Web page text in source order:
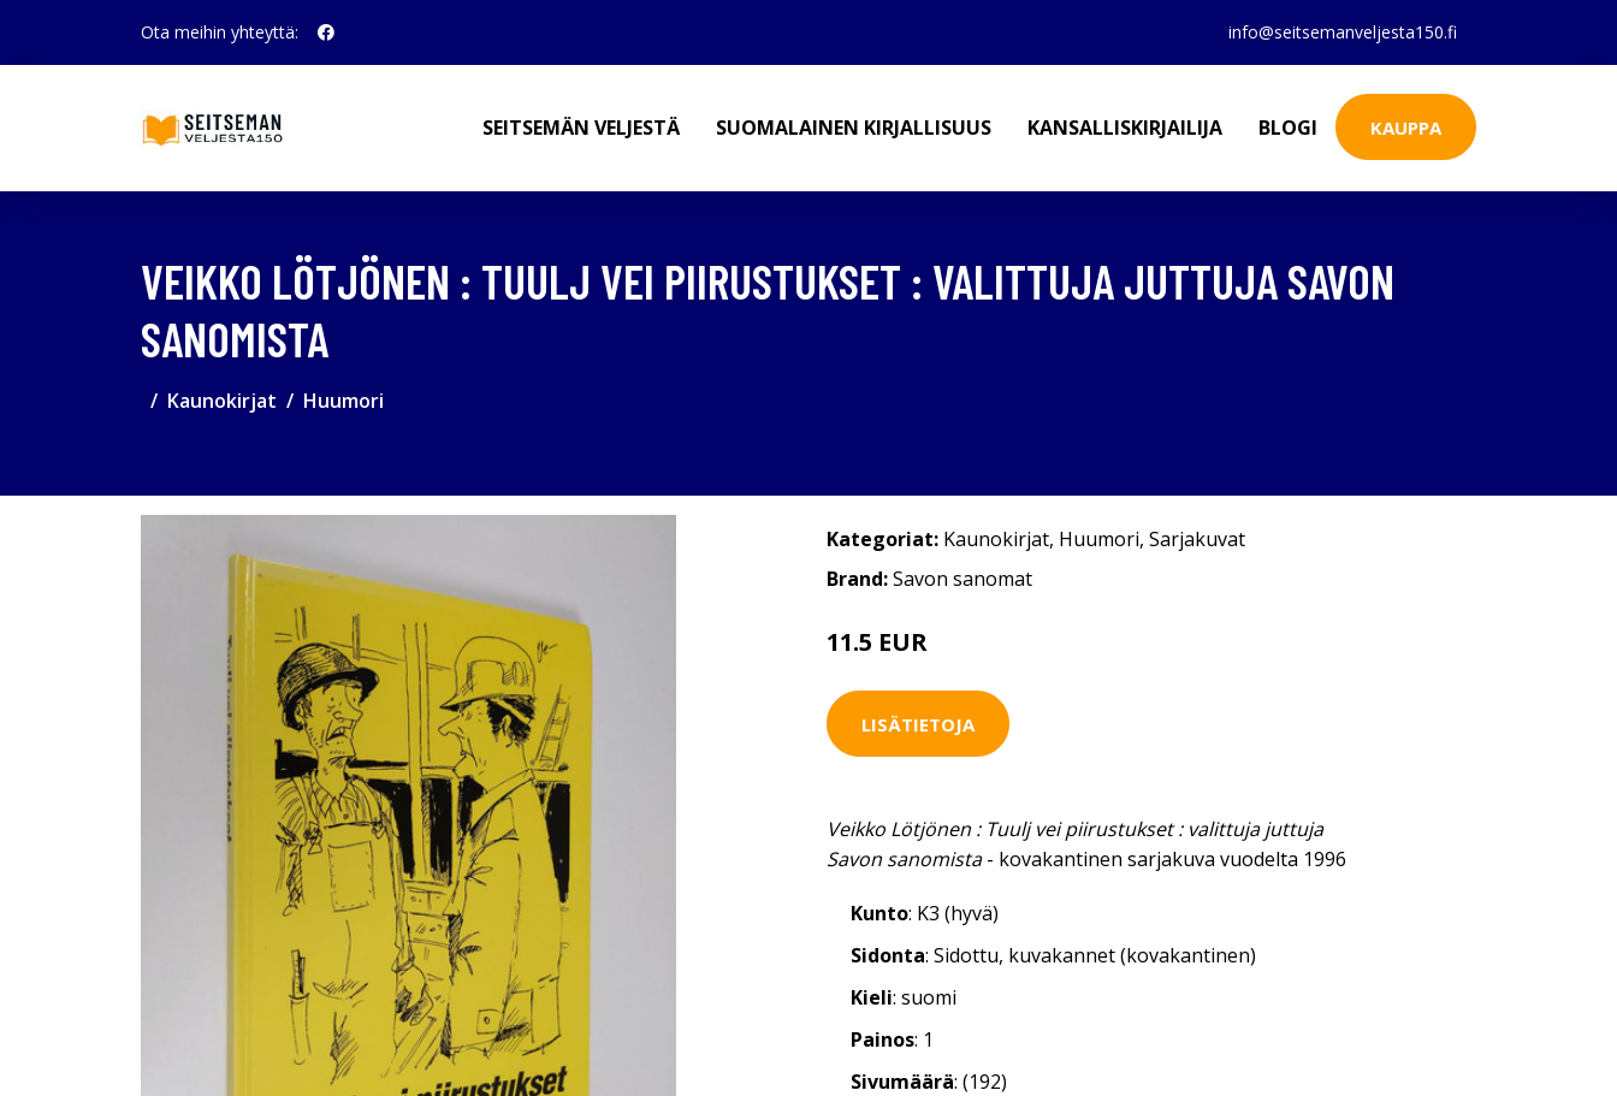
Ota meihin yhteyttä: info@seitsemanveljesta150.fi
SEITSEMÄN VELJESTÄ SUOMALAINEN KIRJALLISUUS KANSALLISKIRJAILIJA BLOGI KAUPPA
VEIKKO LÖTJÖNEN : TUULJ VEI PIIRUSTUKSET : VALITTUJA JUTTUJA SAVON
SANOMISTA
Kaunokirjat Huumori
Kategoriat: Kaunokirjat, Huumori, Sarjakuvat
Brand:Savon sanomat
11.5 EUR
LISÄTIETOJA
Veikko Lötjönen : Tuulj vei piirustukset : valittuja juttuja
Savon sanomista- kovakantinen sarjakuva vuodelta 1996
Kunto: K3 (hyvä)
Sidonta: Sidottu, kuvakannet (kovakantinen)
Kieli: suomi
Painos: 1
Sivumäärä: (192)